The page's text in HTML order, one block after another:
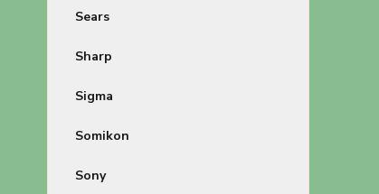
Sears
Sharp
Sigma
Somikon
Sony